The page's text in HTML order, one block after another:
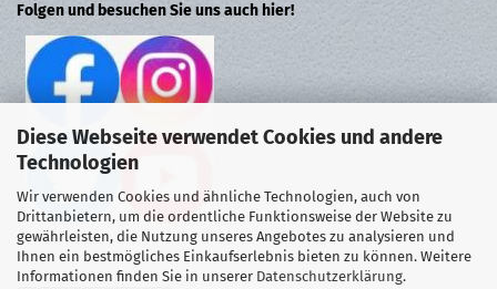
Diese Webseite verwendet Cookies und andere
Technologien
Wir verwenden Cookies und ähnliche Technologien, auch von
Drittanbietern, um die ordentliche Funktionsweise der Website zu
gewährleisten, die Nutzung unseres Angebotes zu analysieren und
Ihnen ein bestmögliches Einkaufserlebnis bieten zu können. Weitere
Informationen finden Sie in unserer Datenschutzerklärung.
Folgen und besuchen Sie uns auch hier!